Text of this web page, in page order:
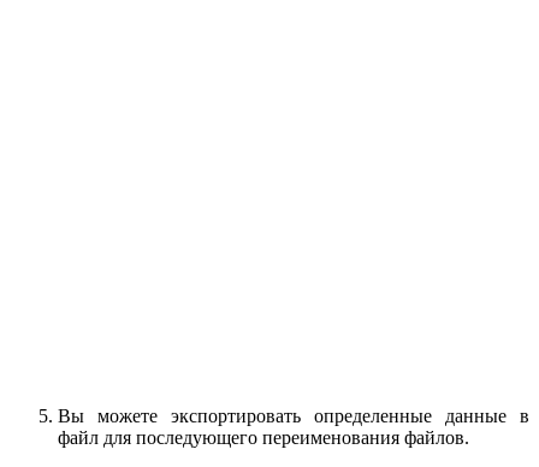
Вы можете экспортировать определенные данные в
файл для последующего переименования файлов.